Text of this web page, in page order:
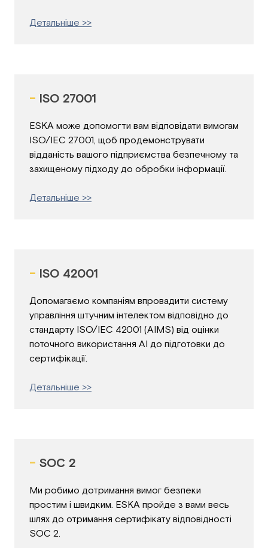
Детальніше >>
- ISO 27001
ESKA може допомогти вам відповідати вимогам
ISO/IEC 27001, щоб продемонструвати
відданість вашого підприємства безпечному та
захищеному підходу до обробки інформації.
Детальніше >>
- ISO 42001
Допомагаємо компаніям впровадити систему
управління штучним інтелектом відповідно до
стандарту ISO/IEC 42001 (AIMS) від оцінки
поточного використання AI до підготовки до
сертифікації.
Детальніше >>
- SOC 2
Ми робимо дотримання вимог безпеки
простим і швидким. ESKA пройде з вами весь
шлях до отримання сертифікату відповідності
SOC 2.